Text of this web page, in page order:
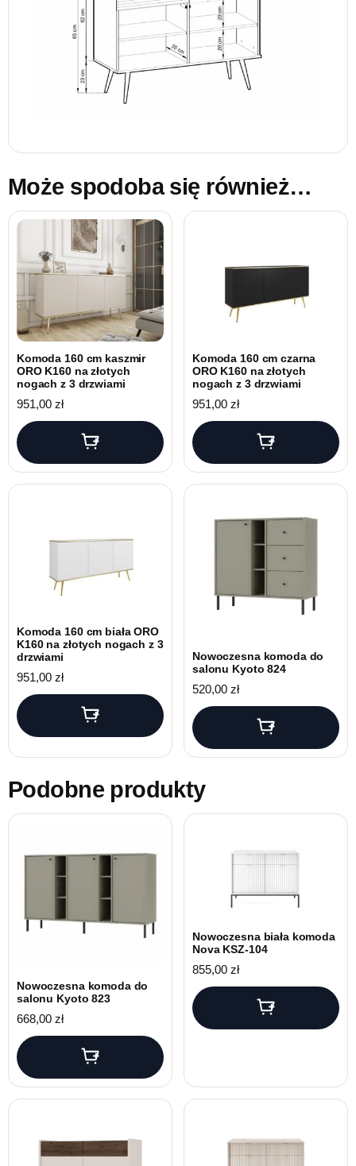
Może spodoba się również…
Komoda 160 cm kaszmir
ORO K160 na złotych
nogach z 3 drzwiami
951,00 zł
Komoda 160 cm czarna
ORO K160 na złotych
nogach z 3 drzwiami
951,00 zł
Komoda 160 cm biała ORO
K160 na złotych nogach z 3
drzwiami
951,00 zł
Nowoczesna komoda do
salonu Kyoto 824
520,00 zł
Podobne produkty
Nowoczesna komoda do
salonu Kyoto 823
668,00 zł
Nowoczesna biała komoda
Nova KSZ-104
855,00 zł